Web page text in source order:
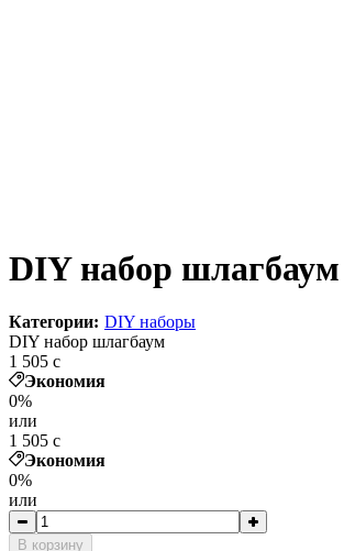
DIY набор шлагбаум
Категории: DIY наборы
DIY набор шлагбаум
1 505 c
Экономия
0%
или
1 505 c
Экономия
0%
или
В корзину